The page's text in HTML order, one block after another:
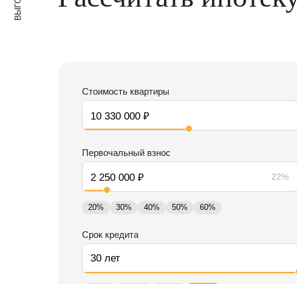
Стоимость квартиры
Первочальный взнос
22%
20% 30% 40% 50% 60%
Срок кредита